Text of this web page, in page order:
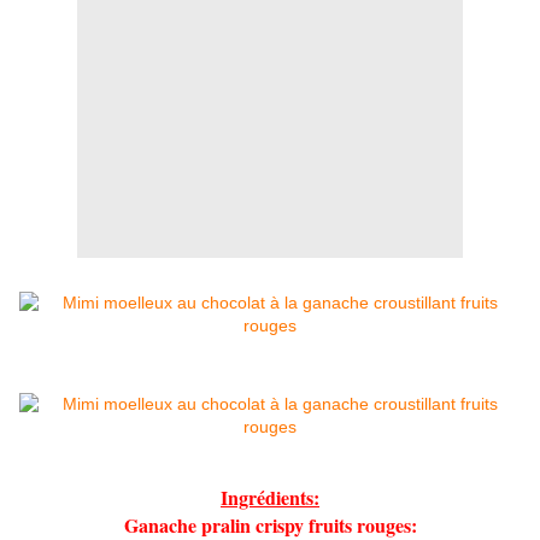
Ingrédients:
Ganache pralin crispy fruits rouges: